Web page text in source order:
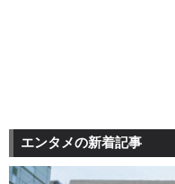
エンタメの新着記事